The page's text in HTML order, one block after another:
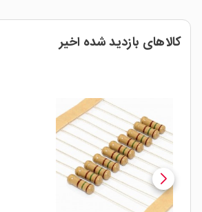
کالاهای بازدید شده اخیر